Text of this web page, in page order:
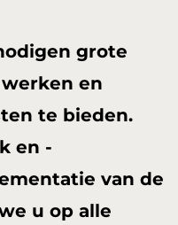
grote
en
te bieden.
en -
van de
u op alle